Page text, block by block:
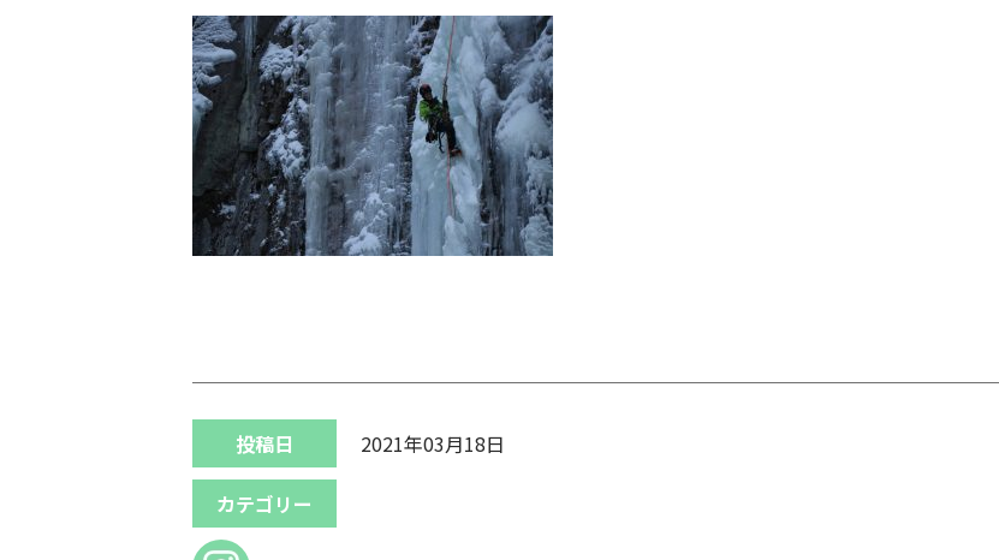
投稿日 2021年03月18日
カテゴリー